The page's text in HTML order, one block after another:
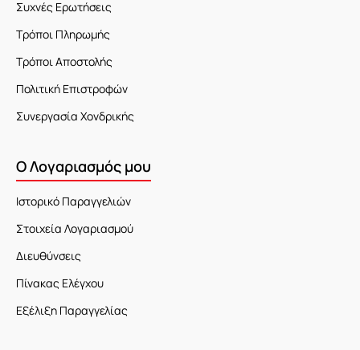
Συχνές Ερωτήσεις
Τρόποι Πληρωμής
Τρόποι Αποστολής
Πολιτική Επιστροφών
Συνεργασία Χονδρικής
Ο Λογαριασμός μου
Ιστορικό Παραγγελιών
Στοιχεία Λογαριασμού
Διευθύνσεις
Πίνακας Ελέγχου
Εξέλιξη Παραγγελίας